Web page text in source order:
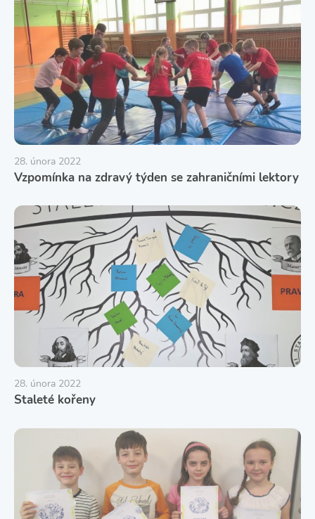
28. února 2022
Vzpomínka na zdravý týden se zahraničními lektory
28. února 2022
Staleté kořeny